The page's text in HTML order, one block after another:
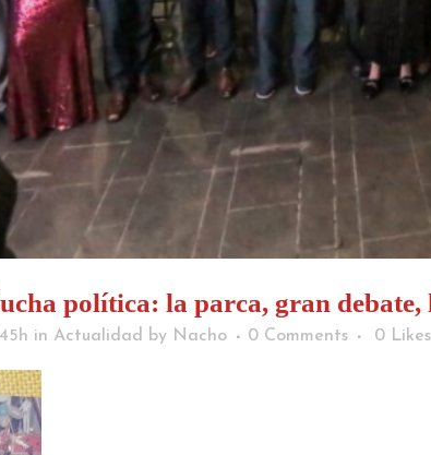
política: la parca, gran debate,
in Actualidad by Nacho 0 Comments 0 Likes